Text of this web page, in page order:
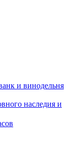
и винодельня
наследия и